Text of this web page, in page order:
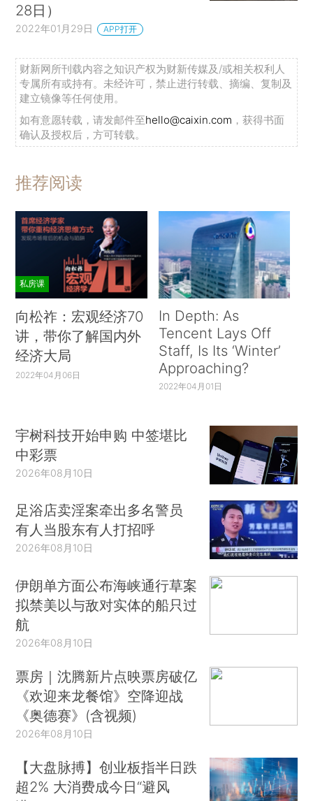
28日）
2022年01月29日 APP打开
财新网所刊载内容之知识产权为财新传媒及/或相关权利人
专属所有或持有。未经许可，禁止进行转载、摘编、复制及
建立镜像等任何使用。
如有意愿转载，请发邮件至hello@caixin.com ，获得书面
确认及授权后，方可转载。
推荐阅读
私房课
向松祚：宏观经济70
讲，带你了解国内外
经济大局
2022年04月06日
In Depth: As
Tencent Lays Off
Staff, Is Its ‘Winter’
Approaching?
2022年04月01日
宇树科技开始申购 中签堪比
中彩票
2026年08月10日
足浴店卖淫案牵出多名警员
有人当股东有人打招呼
2026年08月10日
伊朗单方面公布海峡通行草案
拟禁美以与敌对实体的船只过
航
2026年08月10日
票房｜沈腾新片点映票房破亿
《欢迎来龙餐馆》空降迎战
《奥德赛》(含视频)
2026年08月10日
【大盘脉搏】创业板指半日跌
超2% 大消费成今日“避风